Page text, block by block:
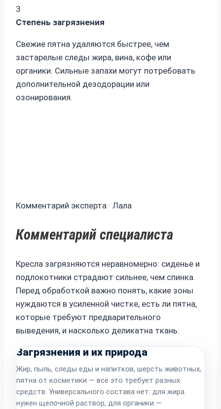
3
Степень загрязнения
Свежие пятна удаляются быстрее, чем
застарелые следы жира, вина, кофе или
органики. Сильные запахи могут потребовать
дополнительной дезодорации или
озонирования.
Комментарий эксперта · Лала
Комментарий специалиста
Кресла загрязняются неравномерно: сиденье и
подлокотники страдают сильнее, чем спинка.
Перед обработкой важно понять, какие зоны
нуждаются в усиленной чистке, есть ли пятна,
которые требуют предварительного
выведения, и насколько деликатна ткань.
Загрязнения и их природа
Жир, пыль, следы еды и напитков, шерсть животных,
пятна от косметики — всё это требует разных
средств. Универсального состава нет: для жира
нужен щелочной раствор, для органики —